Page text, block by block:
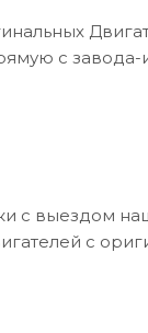
с завода-
с выездом
с